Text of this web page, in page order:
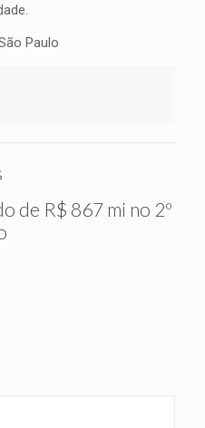
Paulo
de R$ 867 mi no 2º